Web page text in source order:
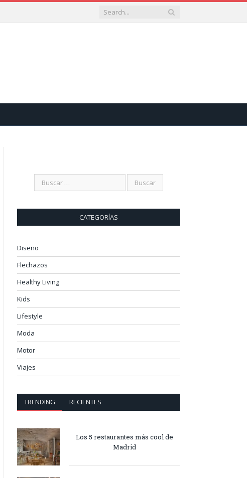
CATEGORÍAS
Diseño
Flechazos
Healthy Living
Kids
Lifestyle
Moda
Motor
Viajes
TRENDING RECIENTES
Los 5 restaurantes más cool de
Madrid